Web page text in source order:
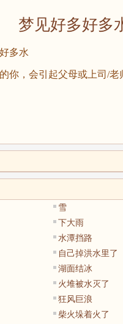
见好多好多水
多水
，会引起父母或上司/老
雪
下大雨
水潭挡路
自己掉洪水里了
湖面结冰
火堆被水灭了
狂风巨浪
柴火垛着火了